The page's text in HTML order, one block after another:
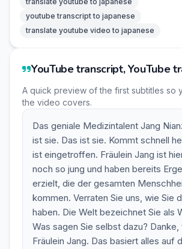
youtube transcript to japanese
translate youtube video to japanese
YouTube transcript, YouTube
A quick preview of the first subtitles so
the video covers.
Das geniale Medizintalent Jang
ist sie. Das ist sie. Kommt schnell
ist eingetroffen. Fräulein Jang ist
noch so jung und haben bereits
erzielt, die der gesamten
kommen. Verraten Sie uns, wie Sie
haben. Die Welt bezeichnet Sie als
Was sagen Sie selbst dazu? Danke,
Fräulein Jang. Das basiert alles auf